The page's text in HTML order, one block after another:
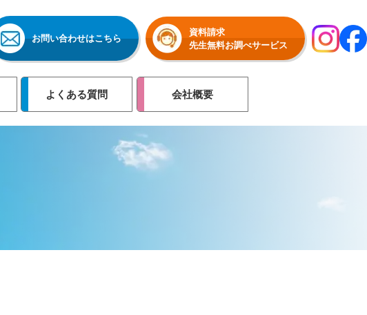
お問い合わせはこちら
資料請求
先生無料お調べサービス
よくある質問 会社概要